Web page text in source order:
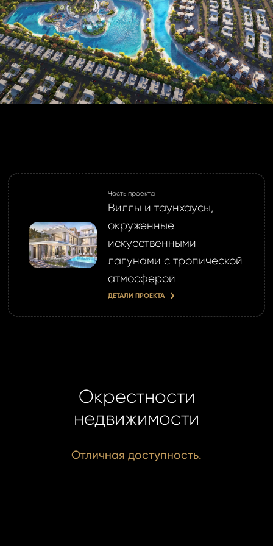
Часть проекта
Виллы и таунхаусы,
окруженные
искусственными
лагунами с тропической
атмосферой
ДЕТАЛИ ПРОЕКТА
Окрестности
недвижимости
Отличная доступность.